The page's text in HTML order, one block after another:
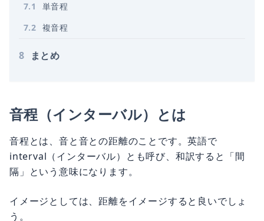
7.1
単音程
7.2 複音程
8 まとめ
音程（インターバル）とは
音程とは、音と音との距離のことです。英語で
interval（インターバル）とも呼び、和訳すると「間
隔」という意味になります。
イメージとしては、距離をイメージすると良いでしょ
う。